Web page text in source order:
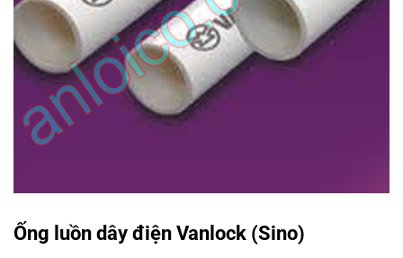
Ống luồn dây điện Vanlock (Sino)